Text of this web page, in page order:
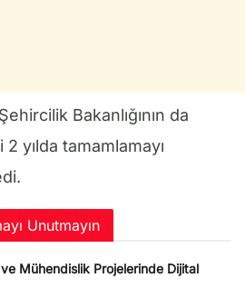
Bakanlığının da
yılda tamamlamayı
Unutmayın
ve Mühendislik Projelerinde Dijital